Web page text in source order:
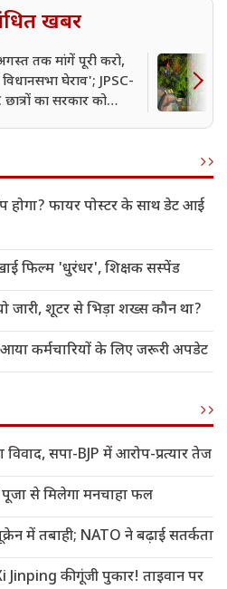
खबर
तक मांगें पूरी करो,
विधानसभा घेराव'; JPSC-
छात्रों का सरकार को
होगा? फायर पोस्टर के साथ डेट आई
फिल्म 'धुरंधर', शिक्षक सस्पेंड
जारी, शूटर से भिड़ा शख्स कौन था?
आया कर्मचारियों के लिए जरूरी अपडेट
विवाद, सपा-BJP में आरोप-प्रत्यार तेज
से मिलेगा मनचाहा फल
में तबाही; NATO ने बढ़ाई सतर्कता
की गूंजी पुकार! ताइवान पर